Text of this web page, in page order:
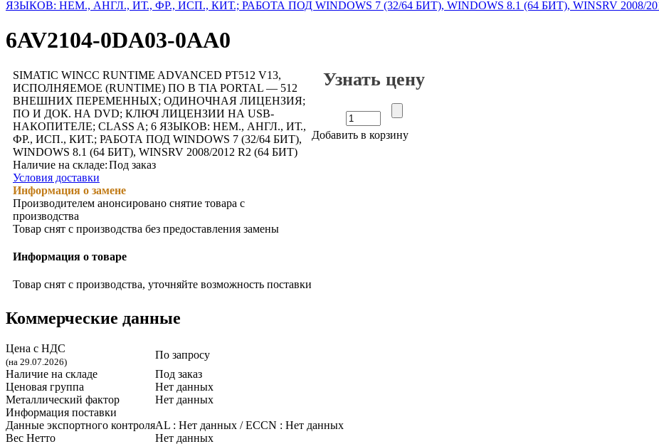
6AV2104-0DA03-0AA0
SIMATIC WINCC RUNTIME ADVANCED PT512 V13,
ИСПОЛНЯЕМОЕ (RUNTIME) ПО В TIA PORTAL — 512
ВНЕШНИХ ПЕРЕМЕННЫХ; ОДИНОЧНАЯ ЛИЦЕНЗИЯ;
ПО И ДОК. НА DVD; КЛЮЧ ЛИЦЕНЗИИ НА USB-
НАКОПИТЕЛЕ; CLASS A; 6 ЯЗЫКОВ: НЕМ., АНГЛ., ИТ.,
ФР., ИСП., КИТ.; РАБОТА ПОД WINDOWS 7 (32/64 БИТ),
WINDOWS 8.1 (64 БИТ), WINSRV 2008/2012 R2 (64 БИТ)
Наличие на складе:Под заказ
Условия доставки
Информация о замене
Производителем анонсировано снятие товара с
производства
Товар снят с производства без предоставления замены
Информация о товаре
Товар снят с производства, уточняйте возможность поставки
Узнать цену
Добавить в корзину
Коммерческие данные
Цена с НДС
(на 29.07.2026)
По запросу
Наличие на складе
Под заказ
Ценовая группа
Нет данных
Металлический фактор
Нет данных
Информация поставки
Данные экспортного контроляAL : Нет данных / ECCN : Нет данных
Вес Нетто
Нет данных